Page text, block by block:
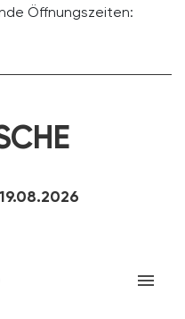
Öffnungszeiten:
19.08.2026